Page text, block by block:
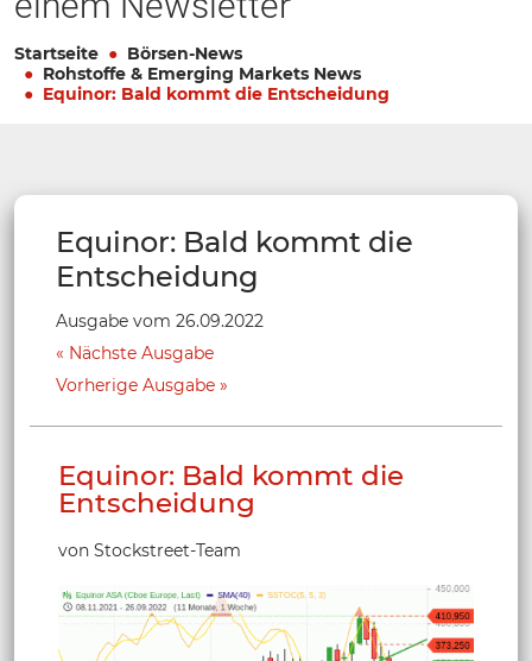
Startseite
Börsen-News
Rohstoffe & Emerging Markets News
Equinor: Bald kommt die Entscheidung
Equinor: Bald kommt die
Entscheidung
Ausgabe vom 26.09.2022
Nächste Ausgabe
Vorherige Ausgabe
Equinor: Bald kommt die
Entscheidung
von Stockstreet-Team